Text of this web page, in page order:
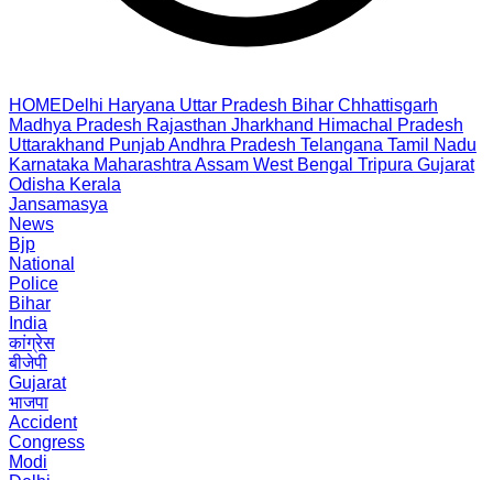
HOMEDelhi Haryana Uttar Pradesh Bihar Chhattisgarh
Madhya Pradesh Rajasthan Jharkhand Himachal Pradesh
Uttarakhand PunjabAndhra Pradesh Telangana Tamil Nadu
Karnataka Maharashtra Assam West Bengal Tripura Gujarat
Odisha Kerala
Jansamasya
News
Bjp
National
Police
Bihar
India
कांग्रेस
बीजेपी
Gujarat
भाजपा
Accident
Congress
Modi